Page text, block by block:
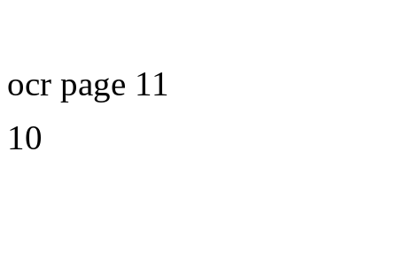
ocr page 11
10